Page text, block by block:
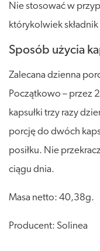
Nie stosować w
którykolwiek
Sposób użycia
Zalecana dzienna
Początkowo – przez
kapsułki trzy razy
porcję do dwóch
posiłku. Nie
ciągu dnia.
Masa netto: 40,38g.
Producent: Solinea